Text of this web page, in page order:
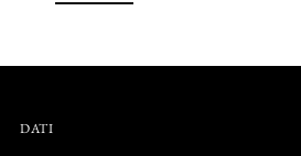
DATI